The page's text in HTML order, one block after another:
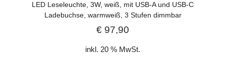
LED Leseleuchte, 3W, weiß, mit USB-A und USB-C
Ladebuchse, warmweiß, 3 Stufen dimmbar
€ 97,90
inkl. 20 % MwSt.